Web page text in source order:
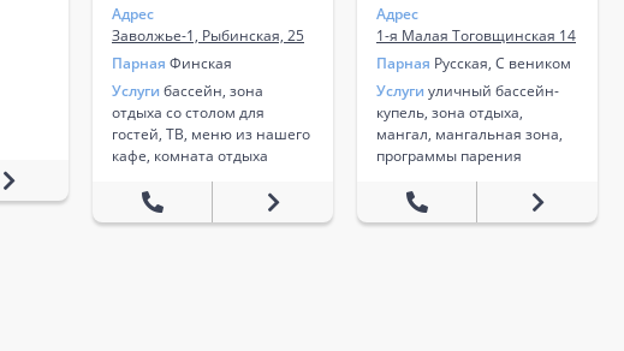
Адрес
Заволжье-1, Рыбинская, 25
Парная Финская
Услуги бассейн, зона
отдыха со столом для
гостей, ТВ, меню из нашего
кафе, комната отдыха
Адрес
1-я Малая Тоговщинская 14
Парная Русская, С веником
Услуги уличный бассейн-
купель, зона отдыха,
мангал, мангальная зона,
программы парения